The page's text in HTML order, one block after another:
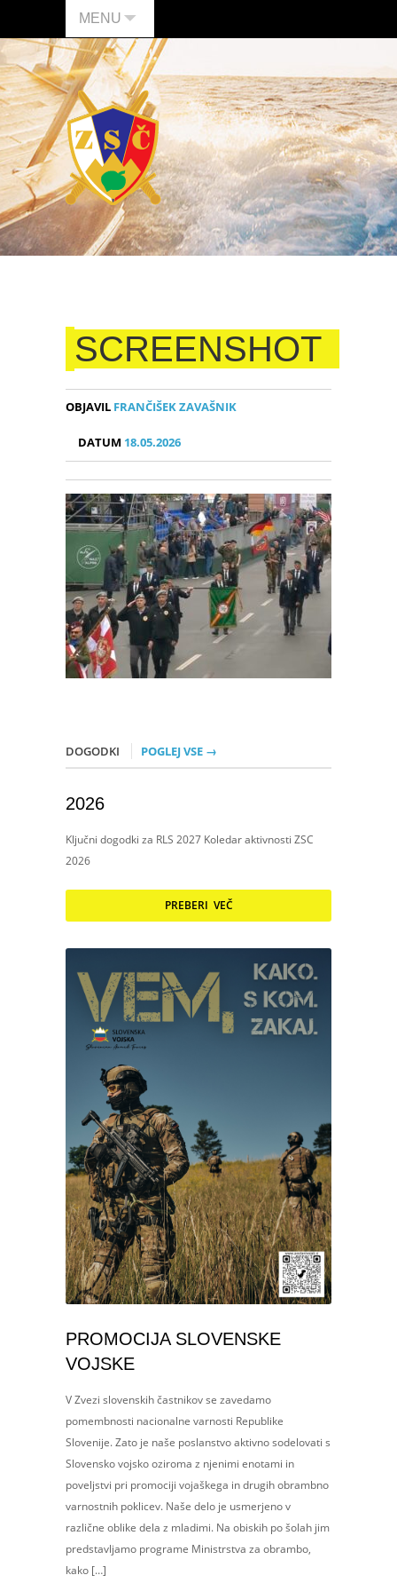
MENU
SCREENSHOT
OBJAVIL FRANČIŠEK ZAVAŠNIK
DATUM 18.05.2026
DOGODKI POGLEJ VSE →
2026
Ključni dogodki za RLS 2027 Koledar aktivnosti ZSC
2026
PREBERI VEČ
PROMOCIJA SLOVENSKE
VOJSKE
V Zvezi slovenskih častnikov se zavedamo
pomembnosti nacionalne varnosti Republike
Slovenije. Zato je naše poslanstvo aktivno sodelovati s
Slovensko vojsko oziroma z njenimi enotami in
poveljstvi pri promociji vojaškega in drugih obrambno
varnostnih poklicev. Naše delo je usmerjeno v
različne oblike dela z mladimi. Na obiskih po šolah jim
predstavljamo programe Ministrstva za obrambo,
kako […]